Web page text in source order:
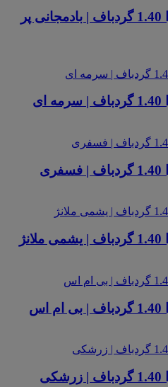
پارچه تریکو یکرو فول لاکرا 1.40 گردباف | بادمجانی پر